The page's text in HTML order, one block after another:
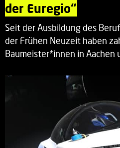
der Euregio“
Seit der Ausbildung des
der Frühen Neuzeit haben
Baumeister*innen in Aachen